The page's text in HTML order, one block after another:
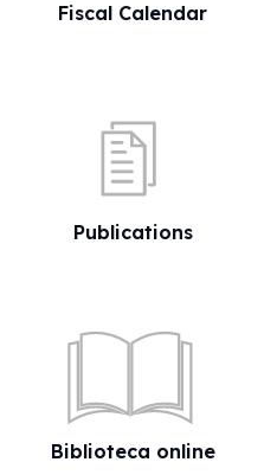
Fiscal Calendar
Publications
Biblioteca online